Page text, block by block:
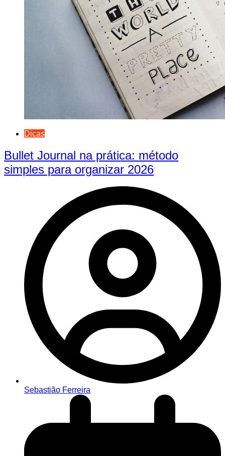
Dicas
Bullet Journal na prática: método
simples para organizar 2026
Sebastião Ferreira